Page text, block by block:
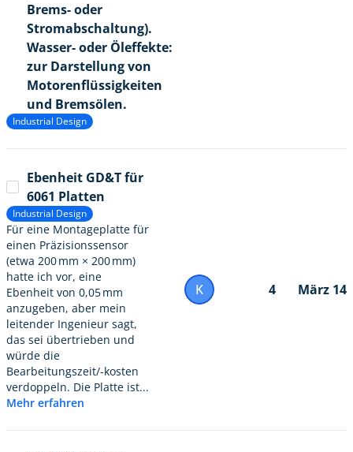
Brems- oder
Stromabschaltung).
Wasser- oder Öleffekte:
zur Darstellung von
Motorenflüssigkeiten
und Bremsölen.
Industrial Design
Ebenheit GD&T für
6061 Platten
Industrial Design
Für eine Montageplatte für
einen Präzisionssensor
(etwa 200 mm × 200 mm)
hatte ich vor, eine
Ebenheit von 0,05 mm
anzugeben, aber mein
leitender Ingenieur sagt,
das sei übertrieben und
würde die
Bearbeitungszeit/-kosten
verdoppeln. Die Platte ist...
Mehr erfahren
K 4 März 14